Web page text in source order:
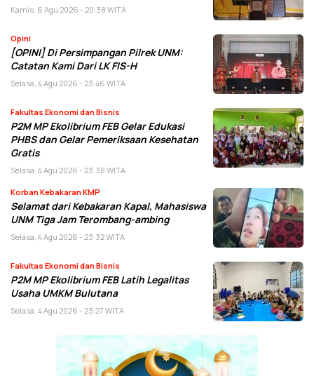
Kamis, 6 Agu 2026 - 20:38 WITA
Opini
[OPINI] Di Persimpangan Pilrek UNM:
Catatan Kami Dari LK FIS-H
Selasa, 4 Agu 2026 - 23:46 WITA
Fakultas Ekonomi dan Bisnis
P2M MP Ekolibrium FEB Gelar Edukasi
PHBS dan Gelar Pemeriksaan Kesehatan
Gratis
Selasa, 4 Agu 2026 - 23:38 WITA
Korban Kebakaran KMP
Selamat dari Kebakaran Kapal, Mahasiswa
UNM Tiga Jam Terombang-ambing
Selasa, 4 Agu 2026 - 23:32 WITA
Fakultas Ekonomi dan Bisnis
P2M MP Ekolibrium FEB Latih Legalitas
Usaha UMKM Bulutana
Selasa, 4 Agu 2026 - 23:27 WITA